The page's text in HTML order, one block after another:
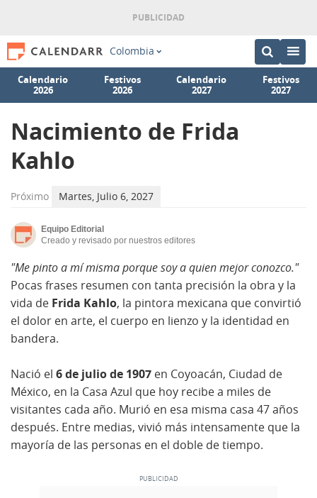
Colombia
Calendario
2026
Festivos
2026
Calendario
2027
Festivos
2027
Nacimiento de Frida
Kahlo
Próximo Martes, Julio 6, 2027
Equipo Editorial
Creado y revisado por nuestros editores
"Me pinto a mí misma porque soy a quien mejor conozco."
Pocas frases resumen con tanta precisión la obra y la
vida de Frida Kahlo, la pintora mexicana que convirtió
el dolor en arte, el cuerpo en lienzo y la identidad en
bandera.
Nació el 6 de julio de 1907 en Coyoacán, Ciudad de
México, en la Casa Azul que hoy recibe a miles de
visitantes cada año. Murió en esa misma casa 47 años
después. Entre medias, vivió más intensamente que la
mayoría de las personas en el doble de tiempo.